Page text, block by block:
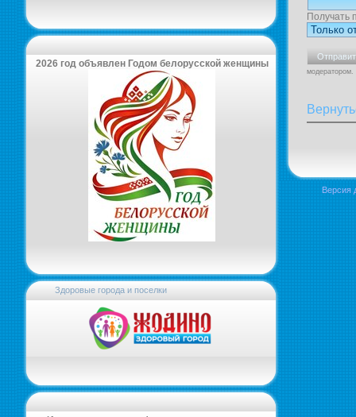
2026 год объявлен Годом белорусской женщины
Здоровые города и поселки
Получать
модератором.
Версия